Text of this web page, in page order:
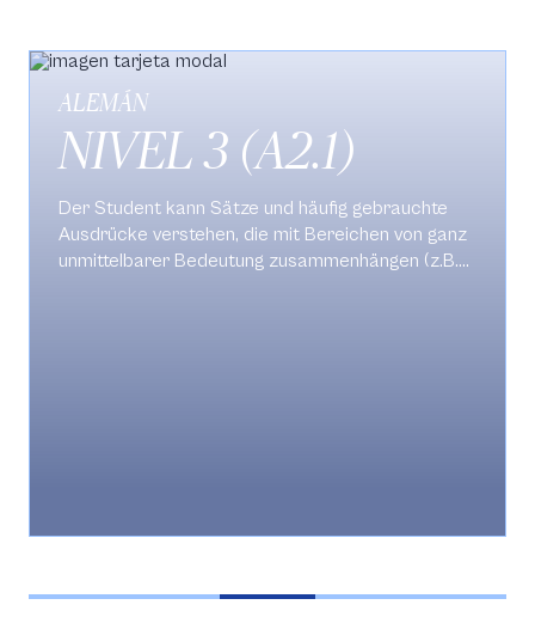
ALEMÁN
NIVEL 3 (A2.1)
Der Student kann Sätze und häufig gebrauchte
Ausdrücke verstehen, die mit Bereichen von ganz
unmittelbarer Bedeutung zusammenhängen (z.B.